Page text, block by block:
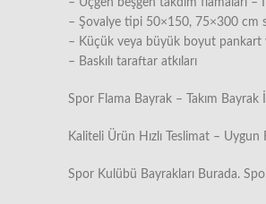
– Üçgen beşgen takdim flamaları
– Şovalye tipi 50×150, 75×300 cm
– Küçük veya büyük boyut pankart
– Baskılı taraftar atkıları
Spor Flama Bayrak – Takım Bayrak
Kaliteli Ürün Hızlı Teslimat –
Spor Kulübü Bayrakları Burada.